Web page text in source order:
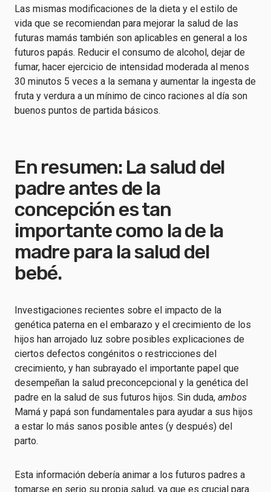
Las mismas modificaciones de la dieta y el estilo de
vida que se recomiendan para mejorar la salud de las
futuras mamás también son aplicables en general a los
futuros papás. Reducir el consumo de alcohol, dejar de
fumar, hacer ejercicio de intensidad moderada al menos
30 minutos 5 veces a la semana y aumentar la ingesta de
fruta y verdura a un mínimo de cinco raciones al día son
buenos puntos de partida básicos.
En resumen: La salud del
padre antes de la
concepción es tan
importante como la de la
madre para la salud del
bebé.
Investigaciones recientes sobre el impacto de la
genética paterna en el embarazo y el crecimiento de los
hijos han arrojado luz sobre posibles explicaciones de
ciertos defectos congénitos o restricciones del
crecimiento, y han subrayado el importante papel que
desempeñan la salud preconcepcional y la genética del
padre en la salud de sus futuros hijos. Sin duda, ambos
Mamá y papá son fundamentales para ayudar a sus hijos
a estar lo más sanos posible antes (y después) del
parto.
Esta información debería animar a los futuros padres a
tomarse en serio su propia salud, ya que es crucial para